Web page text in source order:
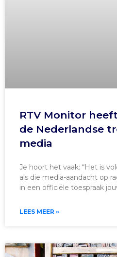
RTV Monitor
de Nederlandse
media
Je hoort het vaak: “Het is
als die media-aandacht op
in een officiële toespraak
LEES MEER »